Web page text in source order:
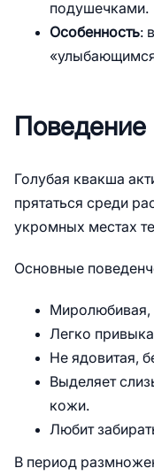
подушечками.
Особенность:
Поведение
Голубая квакша
прятаться среди
укромных местах
Основные
Миролюбивая,
Легко
Не ядовитая,
Выделяет
кожи.
Любит
В период